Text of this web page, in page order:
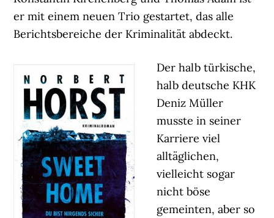
er mit einem neuen Trio gestartet, das alle
Berichtsbereiche der Kriminalität abdeckt.
Der halb türkische,
halb deutsche KHK
Deniz Müller
musste in seiner
Karriere viel
alltäglichen,
vielleicht sogar
nicht böse
gemeinten, aber so